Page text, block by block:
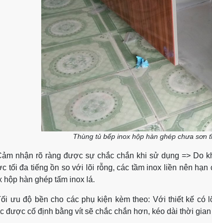
Thùng tủ bếp inox hộp hàn ghép chưa sơn
nhận rõ ràng được sự chắc chắn khi sử dụng => Do
tối đa tiếng ồn so với lõi rỗng, các tầm inox liền nên
hộp hàn ghép tấm inox lá.
ưu độ bền cho các phụ kiện kèm theo: Với thiết kế
được cố định bằng vít sẽ chắc chắn hơn, kéo dài thời